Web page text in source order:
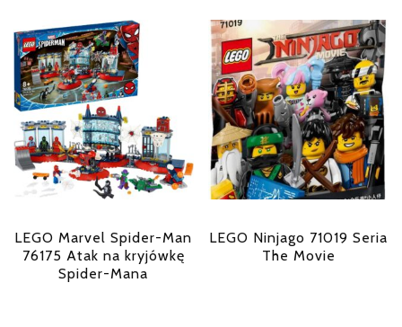
LEGO Marvel Spider-Man
76175 Atak na kryjówkę
Spider-Mana
LEGO Ninjago 71019 Seria
The Movie